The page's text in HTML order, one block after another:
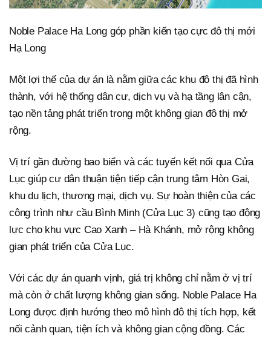
Noble Palace Ha Long góp phần kiến tạo cực đô thị mới
Hạ Long
Một lợi thế của dự án là nằm giữa các khu đô thị đã hình
thành, với hệ thống dân cư, dịch vụ và hạ tầng lân cận,
tạo nền tảng phát triển trong một không gian đô thị mở
rộng.
Vị trí gần đường bao biển và các tuyến kết nối qua Cửa
Lục giúp cư dân thuận tiện tiếp cận trung tâm Hòn Gai,
khu du lịch, thương mại, dịch vụ. Sự hoàn thiện của các
công trình như cầu Bình Minh (Cửa Lục 3) cũng tạo động
lực cho khu vực Cao Xanh – Hà Khánh, mở rộng không
gian phát triển của Cửa Lục.
Với các dự án quanh vịnh, giá trị không chỉ nằm ở vị trí
mà còn ở chất lượng không gian sống. Noble Palace Ha
Long được định hướng theo mô hình đô thị tích hợp, kết
nối cảnh quan, tiện ích và không gian cộng đồng. Các